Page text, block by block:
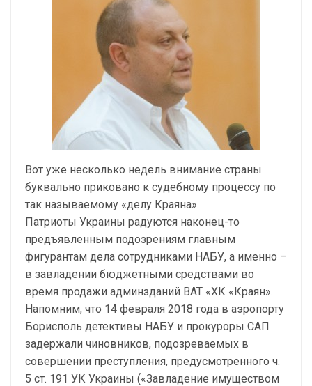
Вот уже несколько недель внимание страны
буквально приковано к судебному процессу по
так называемому «делу Краяна».
Патриоты Украины радуются наконец-то
предъявленным подозрениям главным
фигурантам дела сотрудниками НАБУ, а именно –
в завладении бюджетными средствами во
время продажи админзданий ВАТ «ХК «Краян».
Напомним, что 14 февраля 2018 года в аэропорту
Борисполь детективы НАБУ и прокуроры САП
задержали чиновников, подозреваемых в
совершении преступления, предусмотренного ч.
5 ст. 191 УК Украины («Завладение имуществом